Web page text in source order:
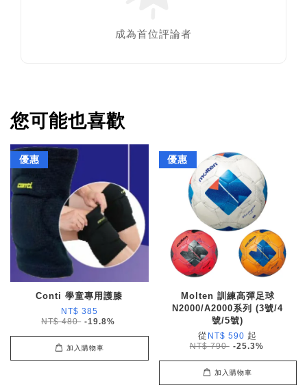
成為首位評論者
您可能也喜歡
優惠
Conti 學童專用護膝
NT$ 385
NT$ 480 -19.8%
加入購物車
優惠
Molten 訓練高彈足球
N2000/A2000系列 (3號/4
號/5號)
從 NT$ 590 起
NT$ 790 -25.3%
加入購物車